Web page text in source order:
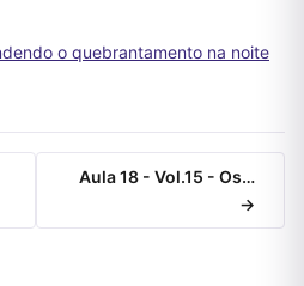
o quebrantamento na noite
Aula 18 - Vol.15 - Os…
→